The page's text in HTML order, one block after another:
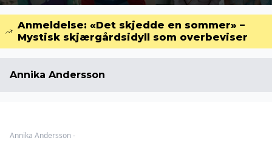
Anmeldelse: «Det skjedde en sommer» –
Mystisk skjærgårdsidyll som overbeviser
Annika Andersson
Annika Andersson -